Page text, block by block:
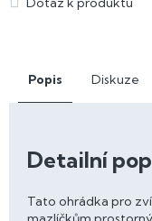
Popis Diskuze
Detailní
Tato ohrádka pro